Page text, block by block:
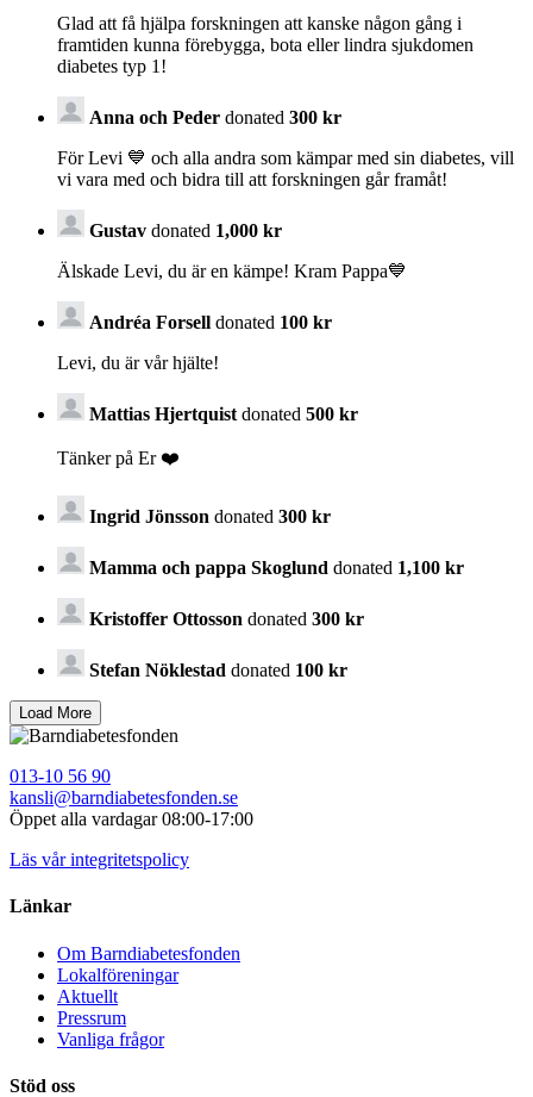
Glad att få hjälpa forskningen att kanske någon gång i
framtiden kunna förebygga, bota eller lindra sjukdomen
diabetes typ 1!
Anna och Peder donated 300 kr
För Levi 💙 och alla andra som kämpar med sin diabetes, vill
vi vara med och bidra till att forskningen går framåt!
Gustav donated 1,000 kr
Älskade Levi, du är en kämpe! Kram Pappa💙
Andréa Forsell donated 100 kr
Levi, du är vår hjälte!
Mattias Hjertquist donated 500 kr
Tänker på Er ❤️
Ingrid Jönsson donated 300 kr
Mamma och pappa Skoglund donated 1,100 kr
Kristoffer Ottosson donated 300 kr
Stefan Nöklestad donated 100 kr
013-10 56 90
kansli@barndiabetesfonden.se
Öppet alla vardagar 08:00-17:00
Läs vår integritetspolicy
Länkar
Om Barndiabetesfonden
Lokalföreningar
Aktuellt
Pressrum
Vanliga frågor
Stöd oss